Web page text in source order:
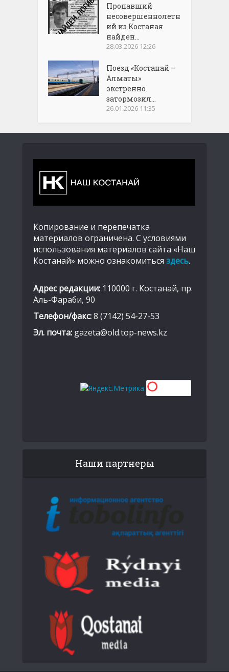
Пропавший
несовершеннолетн
ий из Костаная
найден...
28.03.2026 12:26
Поезд «Костанай –
Алматы»
экстренно
затормозил...
26.01.2026 11:35
Копирование и перепечатка
материалов ограничена. С условиями
использования материалов сайта «Наш
Костанай» можно ознакомиться здесь.
Адрес редакции: 110000 г. Костанай, пр.
Аль-Фараби, 90
Телефон/факс:8 (7142) 54-27-53
Эл. почта: gazeta@old.top-news.kz
Наши партнеры